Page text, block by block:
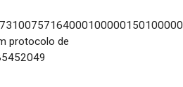
protocolo de